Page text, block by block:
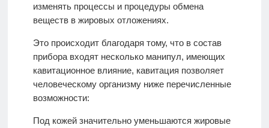
изменять процессы и процедуры обмена
веществ в жировых отложениях.
Это происходит благодаря тому, что в состав
прибора входят несколько манипул, имеющих
кавитационное влияние, кавитация позволяет
человеческому организму ниже перечисленные
возможности:
Под кожей значительно уменьшаются жировые